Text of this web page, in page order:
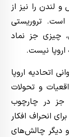
لندن را نیز از
تروریستی
چیزی جز نماد
اروپا نیست.
اتحادیه اروپا
و تحولات
جز در چارچوب
انحراف افکار
دیگر چالش‌های